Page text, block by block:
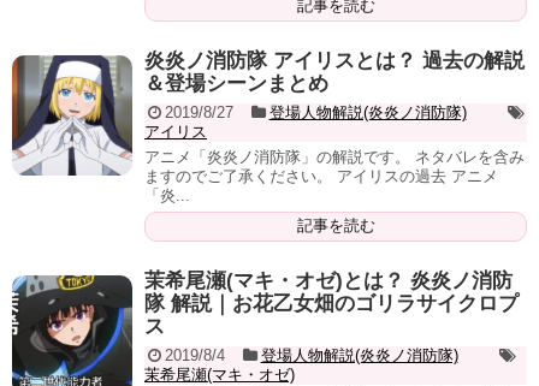
記事を読む
炎炎ノ消防隊 アイリスとは？ 過去の解説
＆登場シーンまとめ
2019/8/27
登場人物解説(炎炎ノ消防隊)
アイリス
アニメ「炎炎ノ消防隊」の解説です。 ネタバレを含み
ますのでご了承ください。 アイリスの過去 アニメ
「炎...
記事を読む
茉希尾瀬(マキ・オゼ)とは？ 炎炎ノ消防
隊 解説｜お花乙女畑のゴリラサイクロプ
ス
2019/8/4
登場人物解説(炎炎ノ消防隊)
茉希尾瀬(マキ・オゼ)